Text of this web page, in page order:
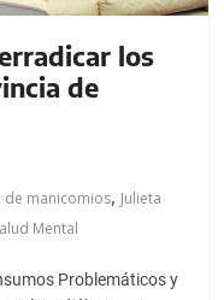
los
de
de manicomios, Julieta
Mental
Problemáticos y